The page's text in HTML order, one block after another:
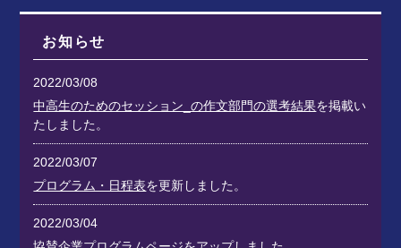
お知らせ
2022/03/08
中高生のためのセッション_の作文部門の選考結果を掲載い
たしました。
2022/03/07
プログラム・日程表を更新しました。
2022/03/04